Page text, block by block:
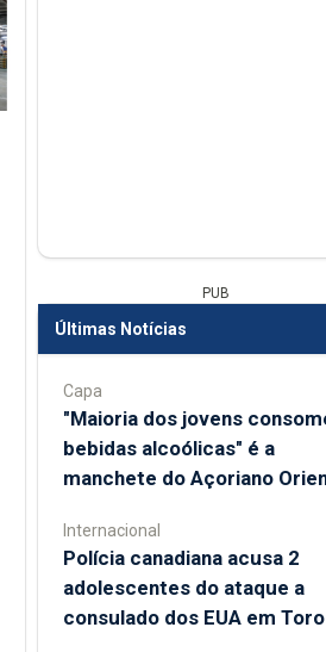
PUB
Últimas Notícias
Capa
"Maioria dos jovens
bebidas alcoólicas" é a
manchete do Açoriano
Internacional
Polícia canadiana acusa 2
adolescentes do ataque a
consulado dos EUA em